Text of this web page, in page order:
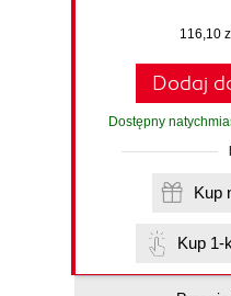
116,10
Dodaj
Dostępny
Kup 1-